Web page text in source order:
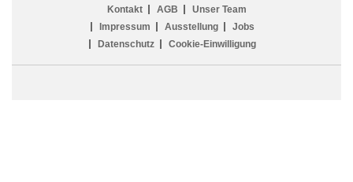
Kontakt AGB
Unser Team
Impressum
Ausstellung
Jobs
Datenschutz
Cookie-Einwilligung